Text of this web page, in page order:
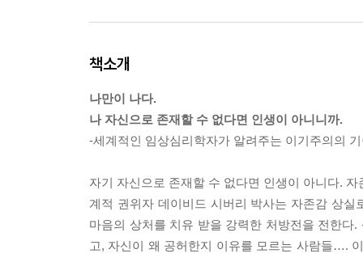
책소개
나만이 나다.
나 자신으로 존재할 수 없다면 인생이 아니니까.
-세계적인 임상심리학자가 알려주는 이기주의의
자기 자신으로 존재할 수 없다면 인생이 아니다.
계적 권위자 데이비드 시버리 박사는 자존감 상
마음의 상처를 치유 받을 강력한 처방전을 전한
고, 자신이 왜 공허한지 이유를 모르는 사람들….